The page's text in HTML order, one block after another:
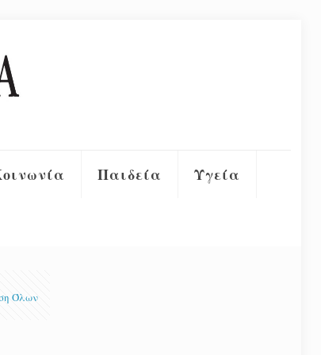
Παιδεία Υγεία
Όλων